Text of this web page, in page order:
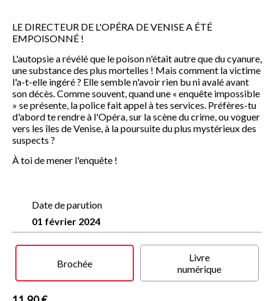
LE DIRECTEUR DE L'OPÉRA DE VENISE A ÉTÉ
EMPOISONNÉ !
L'autopsie a révélé que le poison n'était autre que du cyanure,
une substance des plus mortelles ! Mais comment la victime
l'a-t-elle ingéré ? Elle semble n'avoir rien bu ni avalé avant
son décès. Comme souvent, quand une « enquête impossible
» se présente, la police fait appel à tes services. Préfères-tu
d'abord te rendre à l'Opéra, sur la scène du crime, ou voguer
vers les îles de Venise, à la poursuite du plus mystérieux des
suspects ?
À toi de mener l'enquête !
Date de parution
01 février 2024
Brochée
Livre
numérique